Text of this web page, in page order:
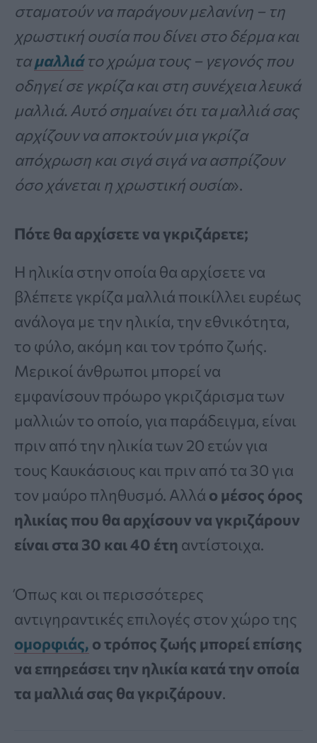
σταματούν να παράγουν μελανίνη – τη
χρωστική ουσία που δίνει στο δέρμα και
ταμαλλιάτο χρώμα τους – γεγονός που
οδηγεί σε γκρίζα και στη συνέχεια λευκά
μαλλιά. Αυτό σημαίνει ότι τα μαλλιά σας
αρχίζουν να αποκτούν μια γκρίζα
απόχρωση και σιγά σιγά να ασπρίζουν
όσο χάνεται η χρωστική ουσία».
Πότε θα αρχίσετε να γκριζάρετε;
Η ηλικία στην οποία θα αρχίσετε να
βλέπετε γκρίζα μαλλιά ποικίλλει ευρέως
ανάλογα με την ηλικία, την εθνικότητα,
το φύλο, ακόμη και τον τρόπο ζωής.
Μερικοί άνθρωποι μπορεί να
εμφανίσουν πρόωρο γκριζάρισμα των
μαλλιών το οποίο, για παράδειγμα, είναι
πριν από την ηλικία των 20 ετών για
τους Καυκάσιους και πριν από τα 30 για
τον μαύρο πληθυσμό. Αλλά ο μέσος όρος
ηλικίας που θα αρχίσουν να γκριζάρουν
είναι στα 30 και 40 έτη αντίστοιχα.
Όπως και οι περισσότερες
αντιγηραντικές επιλογές στον χώρο της
ομορφιάς, ο τρόπος ζωής μπορεί επίσης
να επηρεάσει την ηλικία κατά την οποία
τα μαλλιά σας θα γκριζάρουν.